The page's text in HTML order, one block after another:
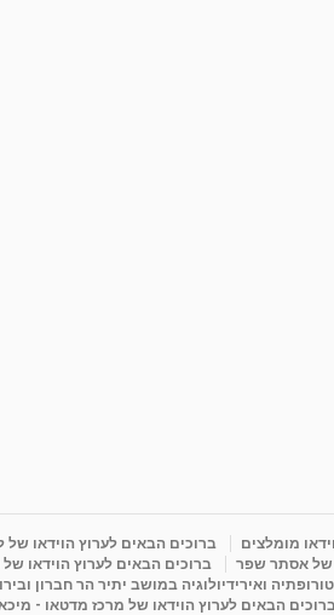
מומלצים ברוכים הבאים לערוץ הוידאו של
של אסתר שפר ברוכים הבאים לערוץ הוידאו
ואירידיולוגיה במושב יתיר הר חברון
ברוכים הבאים לערוץ הוידאו של מרכז מדטאו -